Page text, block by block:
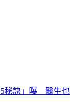
、那指「雙開高」